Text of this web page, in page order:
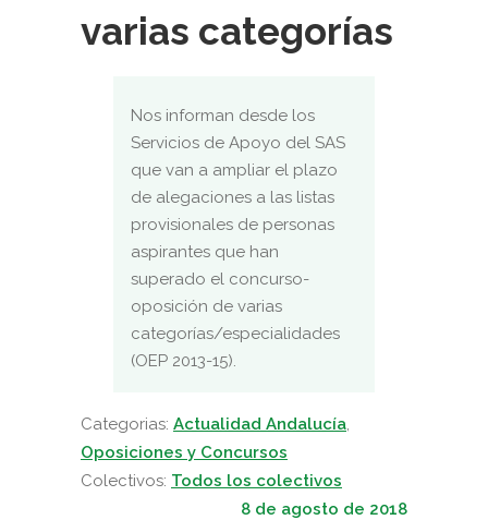
varias categorías
Nos informan desde los
Servicios de Apoyo del SAS
que van a ampliar el plazo
de alegaciones a las listas
provisionales de personas
aspirantes que han
superado el concurso-
oposición de varias
categorías/especialidades
(OEP 2013-15).
Categorias: Actualidad Andalucía,
Oposiciones y Concursos
Colectivos: Todos los colectivos
8 de agosto de 2018